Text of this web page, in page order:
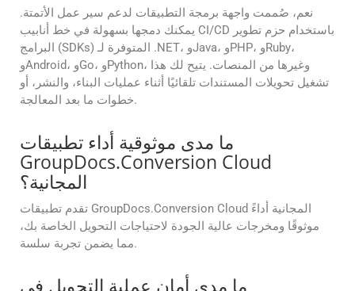
نعم، صُممت واجهة برمجة التطبيقات لدعم سير عمل الأتمتة.
يمكنك دمجها بسهولة في خط أنابيب CI/CD باستخدام حزم تطوير
البرامج (SDKs) المتوفرة لـ .NET، وJava، وPHP، وRuby،
وAndroid، وGo، وPython، وغيرها من المنصات. يتيح لك هذا
تشغيل تحويلات المستندات تلقائيًا أثناء عمليات البناء، والنشر، أو
خطوات ما بعد المعالجة.
ما مدى موثوقية أداء تطبيقات
GroupDocs.Conversion Cloud
المجانية؟
تقدم تطبيقات GroupDocs.Conversion Cloud المجانية أداءً
موثوقًا ومخرجات عالية الجودة لاحتياجات التحويل الخاصة بك،
مما يضمن تجربة سلسة.
ما مدى أمان عملية التحويل في